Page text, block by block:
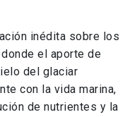
inédita sobre los
el aporte de
del glaciar
con la vida marina,
de nutrientes y la